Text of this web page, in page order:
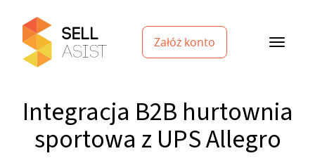
Załóż konto
Integracja B2B hurtownia
sportowa z UPS Allegro